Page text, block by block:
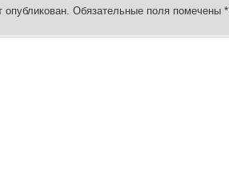
Обязательные поля помечены*